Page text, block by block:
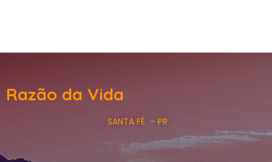
Razão da Vida
SANTA FÉ – PR